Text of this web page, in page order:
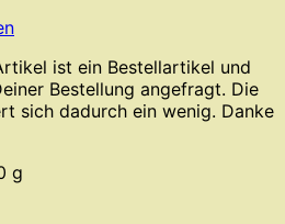
ist ein Bestellartikel und
Bestellung angefragt. Die
sich dadurch ein wenig. Danke
g